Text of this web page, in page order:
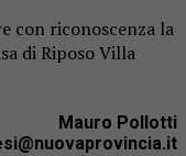
con riconoscenza la
di Riposo Villa
Mauro Pollotti